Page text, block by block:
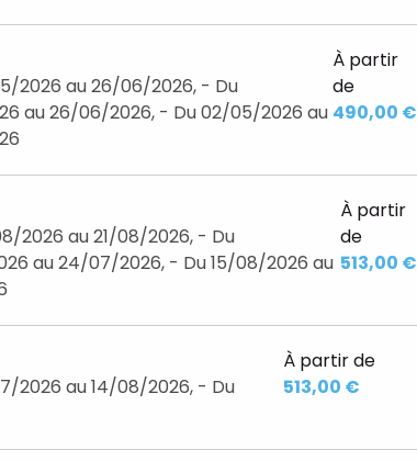
2026 au 26/06/2026, - Du
au 26/06/2026, - Du 02/05/2026 au
À partir
de
490,00 €
2026 au 21/08/2026, - Du
au 24/07/2026, - Du 15/08/2026 au
À partir
de
513,00 €
2026 au 14/08/2026, - Du
À partir de
513,00 €